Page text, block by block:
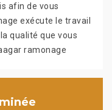
afin de vous
exécute le travail
qualité que vous
ramonage